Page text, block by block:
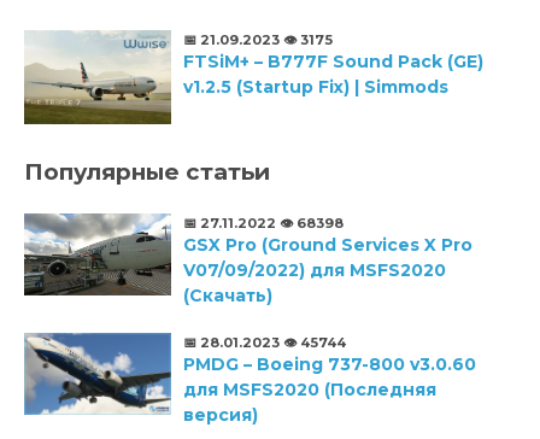
📅 21.09.2023 👁️ 3175
FTSiM+ – B777F Sound Pack (GE)
v1.2.5 (Startup Fix) | Simmods
Популярные статьи
📅 27.11.2022 👁️ 68398
GSX Pro (Ground Services X Pro
V07/09/2022) для MSFS2020
(Скачать)
📅 28.01.2023 👁️ 45744
PMDG – Boeing 737-800 v3.0.60
для MSFS2020 (Последняя
версия)